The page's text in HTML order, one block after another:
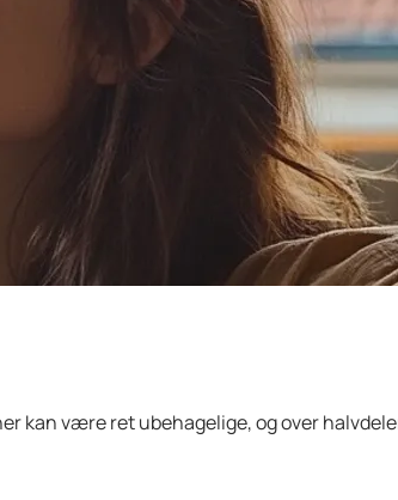
kan være ret ubehagelige, og over